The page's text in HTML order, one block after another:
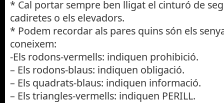
* Cal portar sempre ben lligat el cinturó de
cadiretes o els elevadors.
* Podem recordar als pares quins són els
coneixem:
-Els rodons-vermells: indiquen
– Els rodons-blaus: indiquen obligació.
– Els quadrats-blaus: indiquen informació.
– Els triangles-vermells: indiquen PERILL.